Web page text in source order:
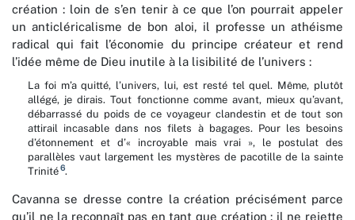
création : loin de s’en tenir à ce que l’on pourrait appeler
un anticléricalisme de bon aloi, il professe un athéisme
radical qui fait l’économie du principe créateur et rend
l’idée même de Dieu inutile à la lisibilité de l’univers :
La foi m’a quitté, l’univers, lui, est resté tel quel. Même, plutôt
allégé, je dirais. Tout fonctionne comme avant, mieux qu’avant,
débarrassé du poids de ce voyageur clandestin et de tout son
attirail incasable dans nos filets à bagages. Pour les besoins
d’étonnement et d’« incroyable mais vrai », le postulat des
parallèles vaut largement les mystères de pacotille de la sainte
Trinité6.
Cavanna se dresse contre la création précisément parce
qu’il ne la reconnaît pas en tant que création : il ne rejette